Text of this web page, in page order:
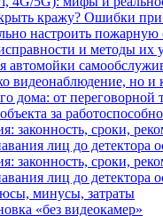
кражу? Ошибки при
настроить пожарную
и методы их
видеонаблюдение, но и
дома: от переговорной
за
законность, сроки,
лиц до детектора
законность, сроки,
лиц до детектора
минусы, затраты
«без видеокамер»